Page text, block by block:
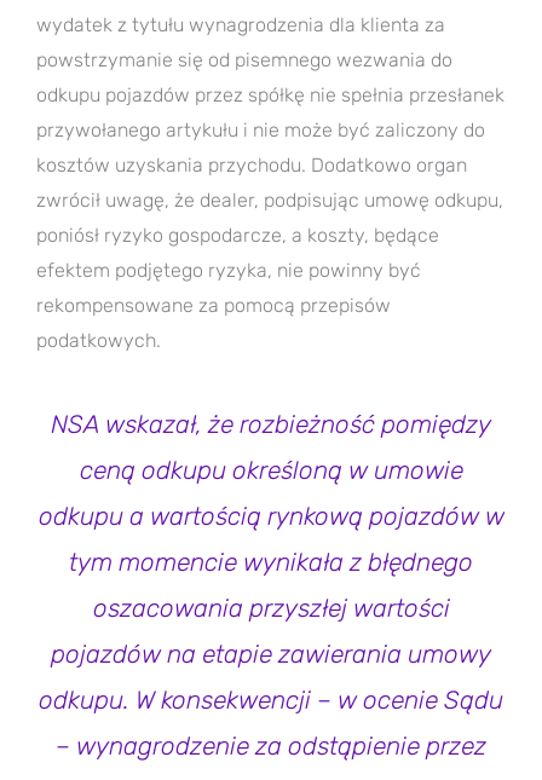
wydatek z tytułu wynagrodzenia dla klienta za
powstrzymanie się od pisemnego wezwania do
odkupu pojazdów przez spółkę nie spełnia przesłanek
przywołanego artykułu i nie może być zaliczony do
kosztów uzyskania przychodu. Dodatkowo organ
zwrócił uwagę, że dealer, podpisując umowę odkupu,
poniósł ryzyko gospodarcze, a koszty, będące
efektem podjętego ryzyka, nie powinny być
rekompensowane za pomocą przepisów
podatkowych.
NSA wskazał, że rozbieżność pomiędzy
ceną odkupu określoną w umowie
odkupu a wartością rynkową pojazdów w
tym momencie wynikała z błędnego
oszacowania przyszłej wartości
pojazdów na etapie zawierania umowy
odkupu. W konsekwencji – w ocenie Sądu
– wynagrodzenie za odstąpienie przez